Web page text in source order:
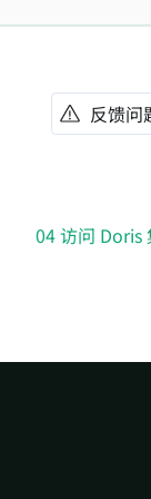
反馈问
04 访问 Doris